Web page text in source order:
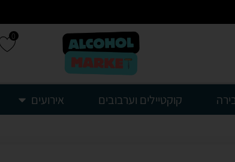
0
קוקטיילים וערבובים אירועים